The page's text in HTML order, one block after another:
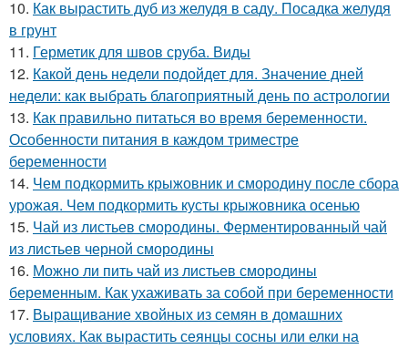
10. Как вырастить дуб из желудя в саду. Посадка желудя
в грунт
11. Герметик для швов сруба. Виды
12. Какой день недели подойдет для. Значение дней
недели: как выбрать благоприятный день по астрологии
13. Как правильно питаться во время беременности.
Особенности питания в каждом триместре
беременности
14. Чем подкормить крыжовник и смородину после сбора
урожая. Чем подкормить кусты крыжовника осенью
15. Чай из листьев смородины. Ферментированный чай
из листьев черной смородины
16. Можно ли пить чай из листьев смородины
беременным. Как ухаживать за собой при беременности
17. Выращивание хвойных из семян в домашних
условиях. Как вырастить сеянцы сосны или елки на